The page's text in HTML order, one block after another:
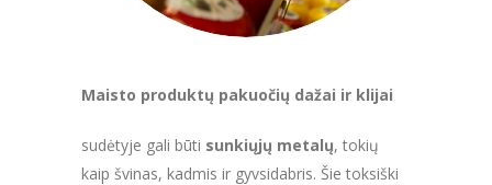
Maisto produktų pakuočių dažai ir klijai
sudėtyje gali būti sunkiųjų metalų, tokių
kaip švinas, kadmis ir gyvsidabris. Šie toksiški